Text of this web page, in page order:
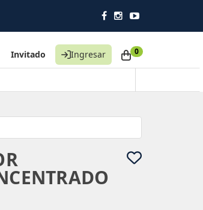
Invitado Ingresar 0